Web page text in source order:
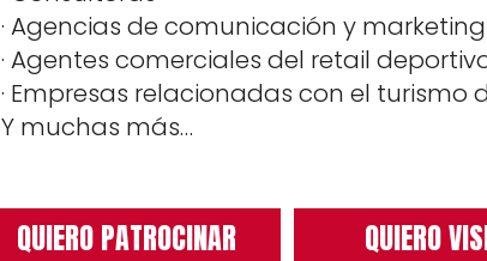
· Agencias de comunicación y
· Agentes comerciales del retail
· Empresas relacionadas con el turismo
Y muchas más…
QUIERO PATROCINAR QUIERO